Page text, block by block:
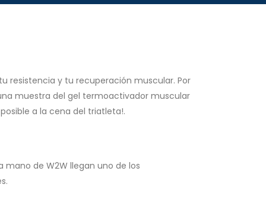
resistencia y tu recuperación muscular. Por
muestra del gel termoactivador muscular
a la cena del triatleta!.
de W2W llegan uno de los